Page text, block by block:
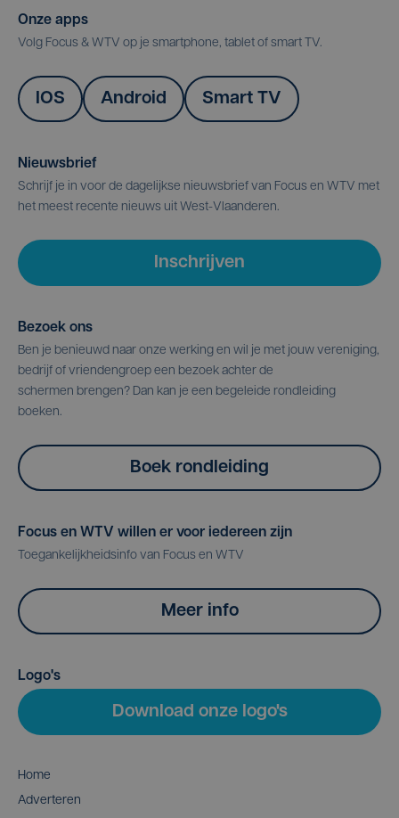
Onze apps
Volg Focus & WTV op je smartphone, tablet of smart TV.
IOS Android Smart TV
Nieuwsbrief
Schrijf je in voor de dagelijkse nieuwsbrief van Focus en WTV met
het meest recente nieuws uit West-Vlaanderen.
Inschrijven
Bezoek ons
Ben je benieuwd naar onze werking en wil je met jouw vereniging,
bedrijf of vriendengroep een bezoek achter de
schermen brengen? Dan kan je een begeleide rondleiding
boeken.
Boek rondleiding
Focus en WTV willen er voor iedereen zijn
Toegankelijkheidsinfo van Focus en WTV
Meer info
Logo's
Download onze logo's
Home
Adverteren